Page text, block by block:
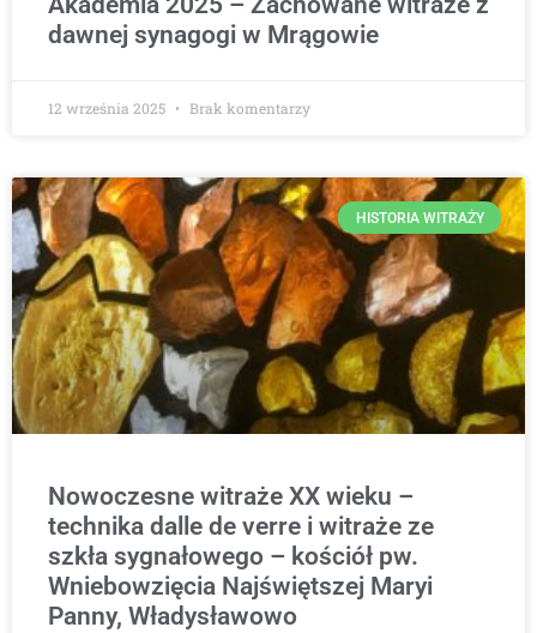
dawnej synagogi w Mrągowie
12 września 2025 Brak komentarzy
HISTORIA WITRAŻY
Nowoczesne witraże XX wieku –
technika dalle de verre i witraże ze
szkła sygnałowego – kościół pw.
Wniebowzięcia Najświętszej Maryi
Panny, Władysławowo